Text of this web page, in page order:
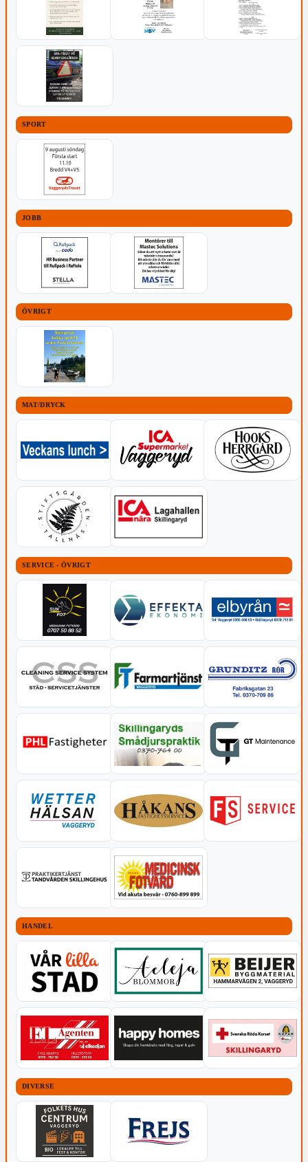
SPORT
JOBB
ÖVRIGT
MAT/DRYCK
SERVICE - ÖVRIGT
HANDEL
DIVERSE